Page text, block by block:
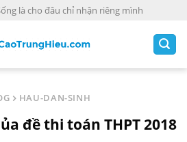
là cho đâu chỉ nhận riêng mình
HAU-DAN-SINH
đề thi toán THPT 2018